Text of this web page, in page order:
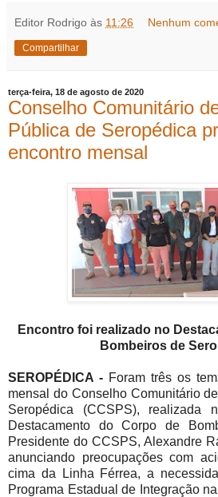
Editor Rodrigo às 11:26 Nenhum
Compartilhar
terça-feira, 18 de agosto de 2020
Conselho Comunitário
Pública de Seropédica
encontro mensal
Encontro foi realizado no
Bombeiros de
SEROPÉDICA - Foram três os
mensal do Conselho Comunitário
Seropédica (CCSPS), realizada
Destacamento do Corpo de
Presidente do CCSPS, Alexandre
anunciando preocupações com
cima da Linha Férrea, a
Programa Estadual de Integração